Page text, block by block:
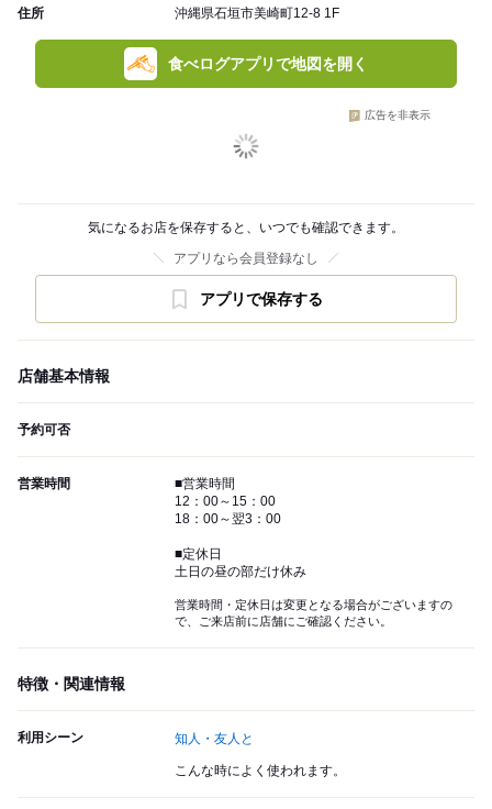
住所 沖縄県石垣市美崎町12-8 1F
食べログアプリで地図を開く
広告を非表示
気になるお店を保存すると、いつでも確認できます。
アプリなら会員登録なし
アプリで保存する
店舗基本情報
予約可否
営業時間
■営業時間
12：00～15：00
18：00～翌3：00
■定休日
土日の昼の部だけ休み
営業時間・定休日は変更となる場合がございますの
で、ご来店前に店舗にご確認ください。
特徴・関連情報
利用シーン 知人・友人と
こんな時によく使われます。